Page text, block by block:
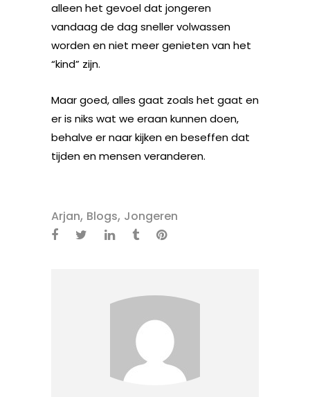
alleen het gevoel dat jongeren
vandaag de dag sneller volwassen
worden en niet meer genieten van het
“kind” zijn.
Maar goed, alles gaat zoals het gaat en
er is niks wat we eraan kunnen doen,
behalve er naar kijken en beseffen dat
tijden en mensen veranderen.
Arjan, Blogs, Jongeren